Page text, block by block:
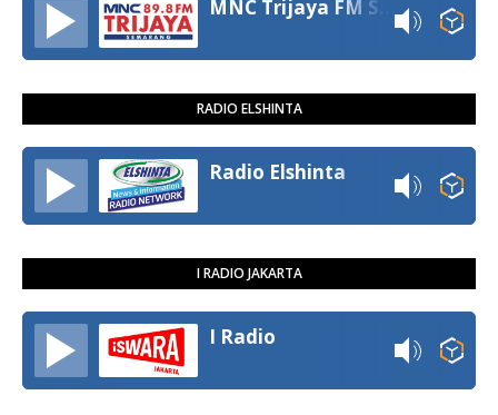
RADIO ELSHINTA
Radio Elshinta
I RADIO JAKARTA
I Radio